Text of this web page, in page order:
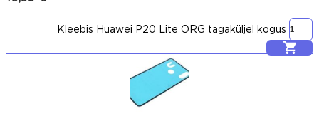
Kleebis Huawei P20 Lite ORG tagaküljel kogus
Lisa korvi